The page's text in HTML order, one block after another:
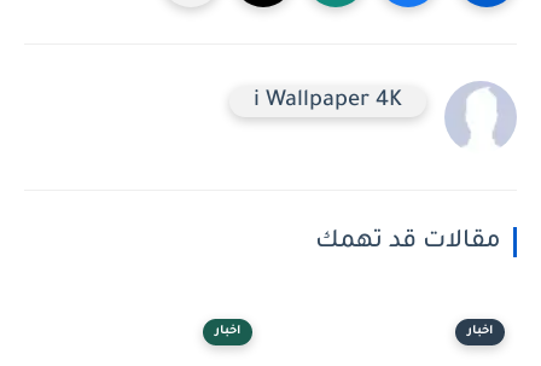
i Wallpaper 4K
مقالات قد تهمك
اخبار اخبار